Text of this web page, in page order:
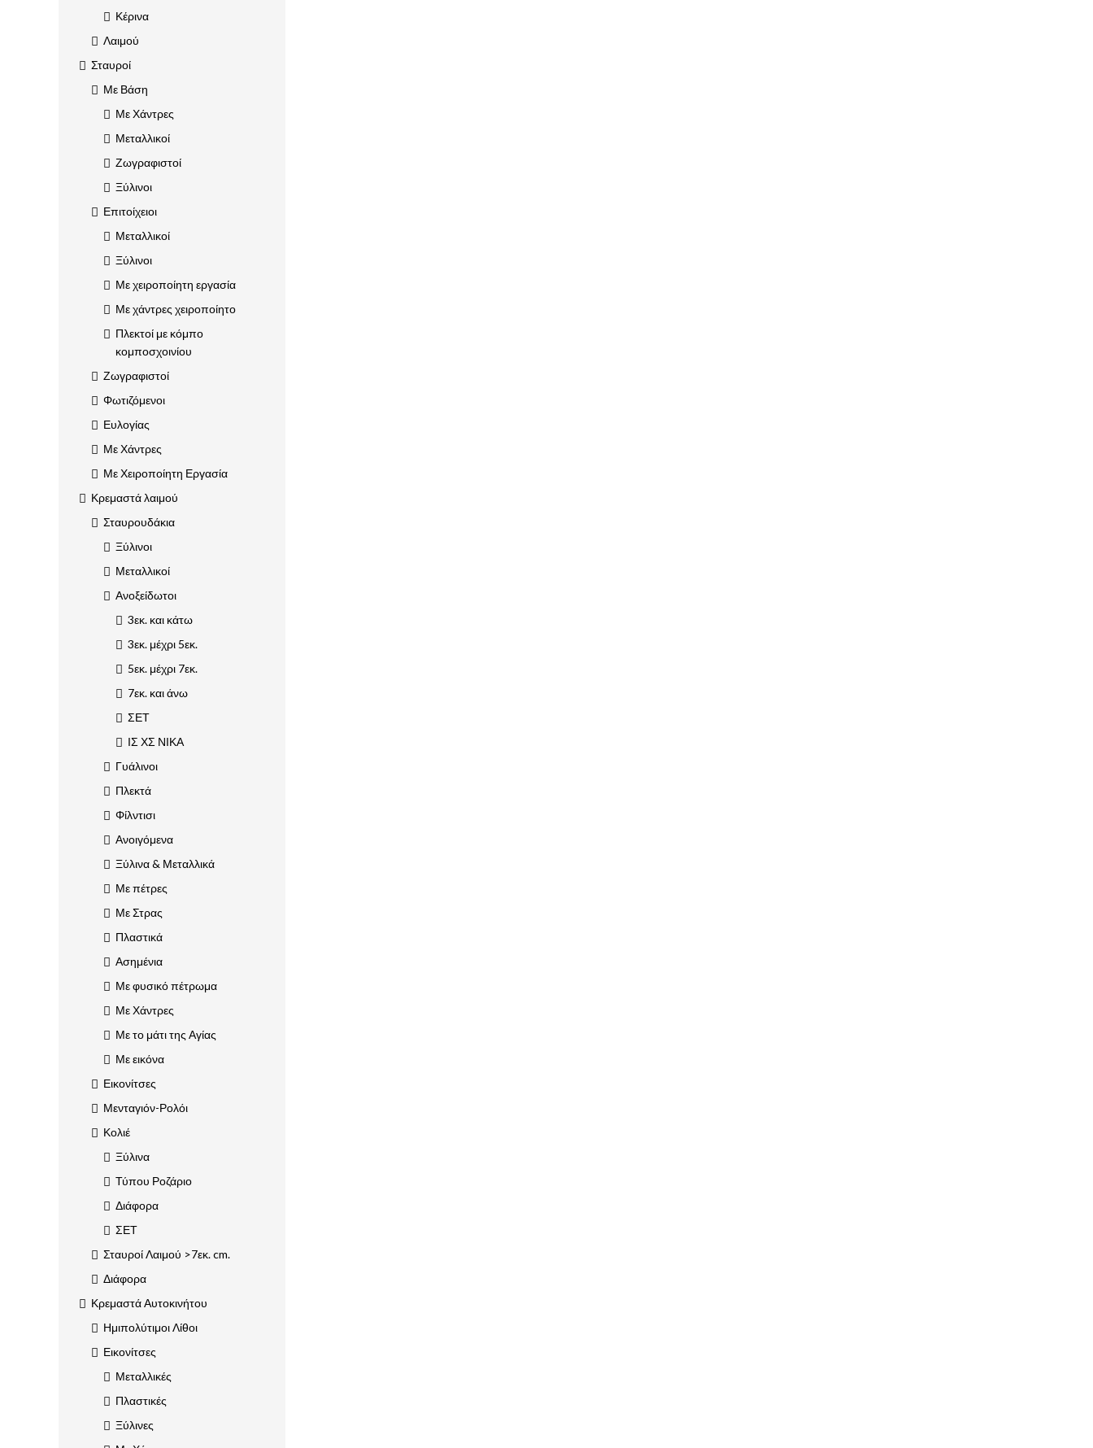
Κέρινα
Λαιμού
Σταυροί
Με Βάση
Με Χάντρες
Μεταλλικοί
Ζωγραφιστοί
Ξύλινοι
Επιτοίχειοι
Μεταλλικοί
Ξύλινοι
Με χειροποίητη εργασία
Με χάντρες χειροποίητο
Πλεκτοί με κόμπο
κομποσχοινίου
Ζωγραφιστοί
Φωτιζόμενοι
Ευλογίας
Με Χάντρες
Με Χειροποίητη Εργασία
Κρεμαστά λαιμού
Σταυρουδάκια
Ξύλινοι
Μεταλλικοί
Ανοξείδωτοι
3εκ. και κάτω
3εκ. μέχρι 5εκ.
5εκ. μέχρι 7εκ.
7εκ. και άνω
ΣΕΤ
ΙΣ ΧΣ ΝΙΚΑ
Γυάλινοι
Πλεκτά
Φίλντισι
Ανοιγόμενα
Ξύλινα & Μεταλλικά
Με πέτρες
Με Στρας
Πλαστικά
Ασημένια
Με φυσικό πέτρωμα
Με Χάντρες
Με το μάτι της Αγίας
Με εικόνα
Εικονίτσες
Μενταγιόν-Ρολόι
Κολιέ
Ξύλινα
Τύπου Ροζάριο
Διάφορα
ΣΕΤ
Σταυροί Λαιμού >7εκ. cm.
Διάφορα
Κρεμαστά Αυτοκινήτου
Ημιπολύτιμοι Λίθοι
Εικονίτσες
Μεταλλικές
Πλαστικές
Ξύλινες